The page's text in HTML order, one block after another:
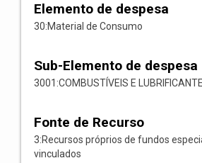
Elemento de despesa
30:Material de Consumo
Sub-Elemento de despesa
3001:COMBUSTÍVEIS E
Fonte de Recurso
3:Recursos próprios de fundos
vinculados